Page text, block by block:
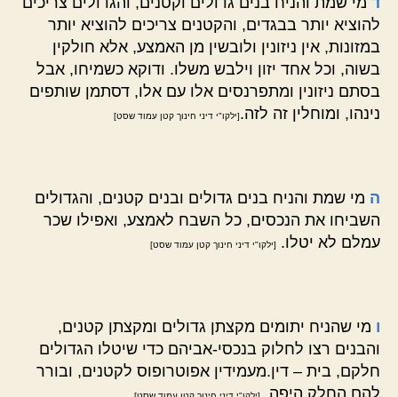
להוציא יותר בבגדים, והקטנים צריכים להוציא יותר
במזונות, אין ניזונין ולובשין מן האמצע, אלא חולקין
בשוה, וכל אחד יזון וילבש משלו. ודוקא כשמיחו, אבל
בסתם ניזונין ומתפרנסים אלו עם אלו, דסתמן שותפים
נינהו, ומוחלין זה לזה.[ילקו"י דיני חינוך קטן עמוד שסט]
ה מי שמת והניח בנים גדולים ובנים קטנים, והגדולים
השביחו את הנכסים, כל השבח לאמצע, ואפילו שכר
עמלם לא יטלו.
[ילקו"י דיני חינוך קטן עמוד שסט]
ו מי שהניח יתומים מקצתן גדולים ומקצתן קטנים,
והבנים רצו לחלוק בנכסי-אביהם כדי שיטלו הגדולים
חלקם, בית – דין.מעמידין אפוטרופוס לקטנים, ובורר
להם החלק היפה.